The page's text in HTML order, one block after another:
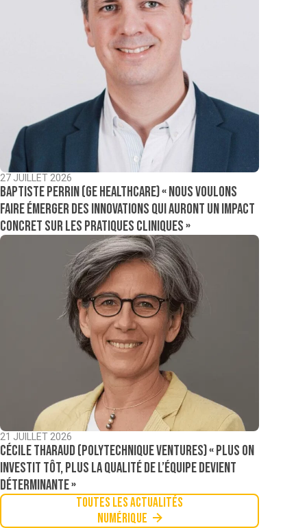
27 JUILLET 2026
Baptiste Perrin (GE Healthcare) « Nous voulons
faire émerger des innovations qui auront un impact
concret sur les pratiques cliniques »
21 JUILLET 2026
Cécile Tharaud (Polytechnique Ventures) « Plus on
investit tôt, plus la qualité de l’équipe devient
déterminante »
Toutes les actualités
Numérique